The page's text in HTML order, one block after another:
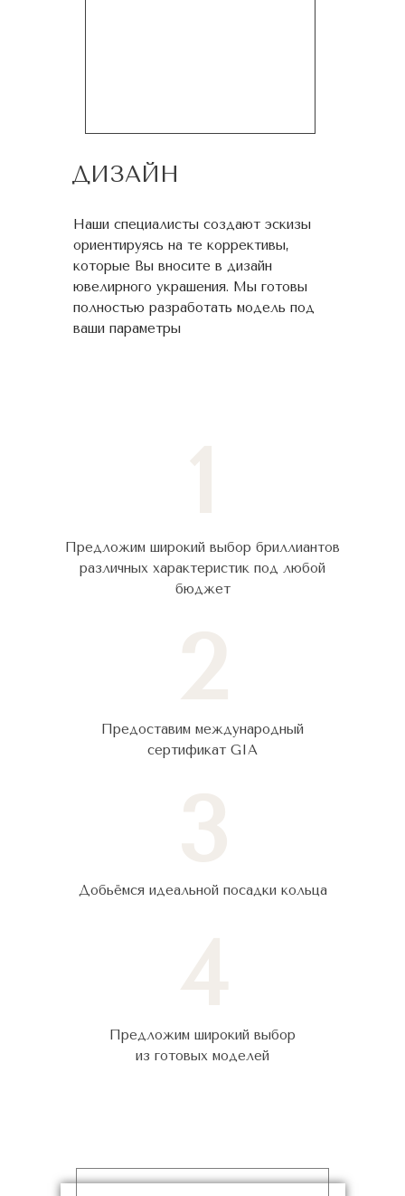
ДИЗАЙН
Наши специалисты создают эскизы
ориентируясь на те коррективы,
которые Вы вносите в дизайн
ювелирного украшения. Мы готовы
полностью разработать модель под
ваши параметры
Предложим широкий выбор бриллиантов
различных характеристик под любой
бюджет
Предоставим международный
сертификат GIA
Добьёмся идеальной посадки кольца
Предложим широкий выбор
из готовых моделей